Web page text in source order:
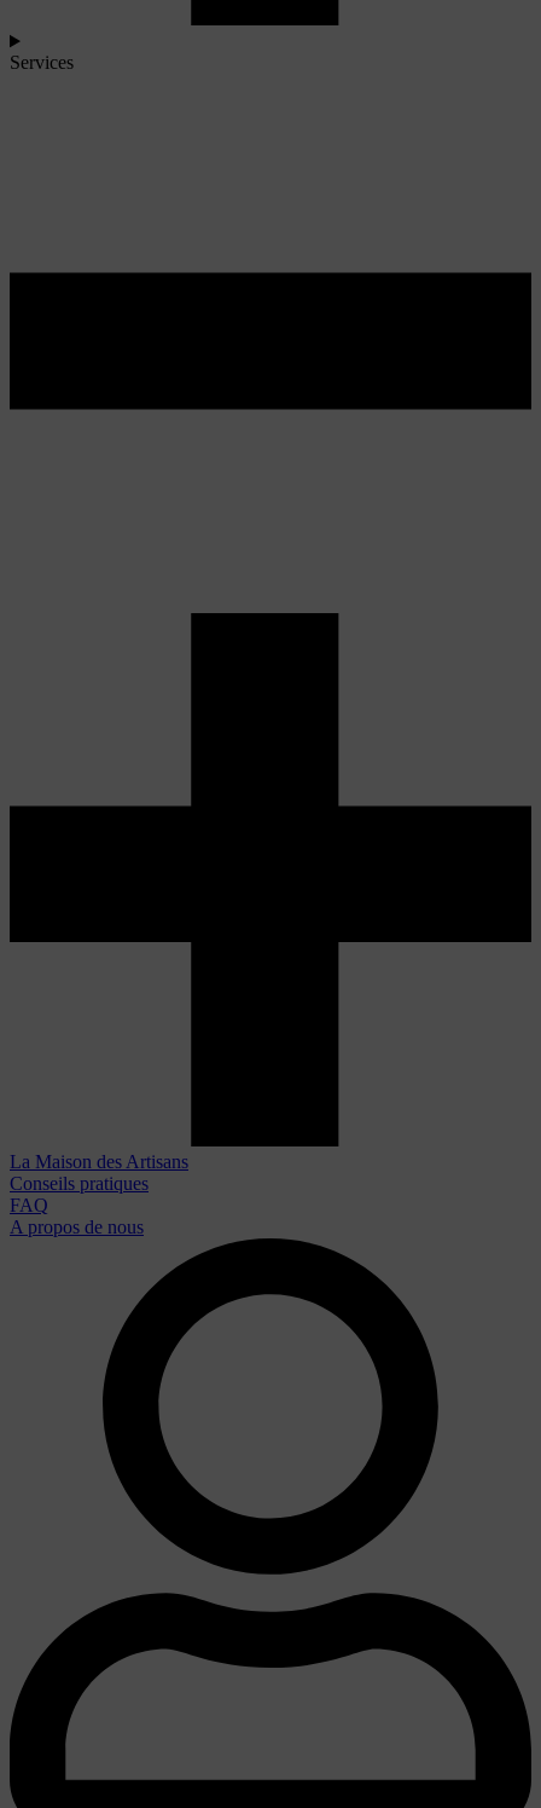
Services
La Maison des Artisans
Conseils pratiques
FAQ
A propos de nous